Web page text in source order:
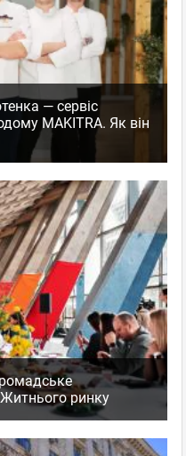
— сервіс
MAKITRA. Як він
ринку